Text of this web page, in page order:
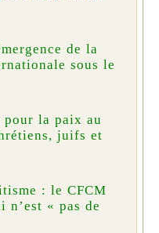
de la
sous le
pour la paix au
juifs et
: le CFCM
« pas de